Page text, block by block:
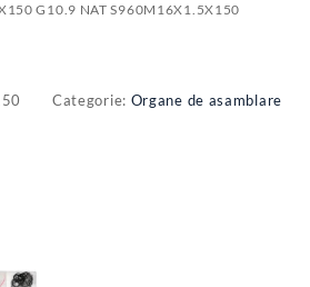
G10.9 NAT S960M16X1.5X150
Categorie: Organe de asamblare